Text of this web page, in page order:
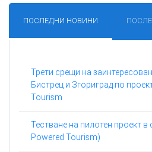
ПОСЛЕДНИ НОВИНИ
Трети срещи на
Бистрец и Згориград по
Tourism
Тестване на пилотен проект в
Powered Tourism)